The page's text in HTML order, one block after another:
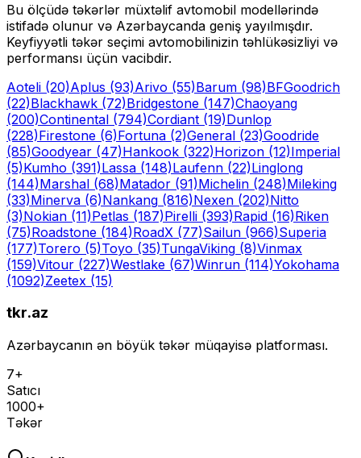
Bu ölçüdə təkərlər müxtəlif avtomobil modellərində
istifadə olunur və Azərbaycanda geniş yayılmışdır.
Keyfiyyətli təkər seçimi avtomobilinizin təhlükəsizliyi və
performansı üçün vacibdir.
Aoteli (20)Aplus (93)Arivo (55)Barum (98)BFGoodrich
(22)Blackhawk (72)Bridgestone (147)Chaoyang
(200)Continental (794)Cordiant (19)Dunlop
(228)Firestone (6)Fortuna (2)General (23)Goodride
(85)Goodyear (47)Hankook (322)Horizon (12)Imperial
(5)Kumho (391)Lassa (148)Laufenn (22)Linglong
(144)Marshal (68)Matador (91)Michelin (248)Mileking
(33)Minerva (6)Nankang (816)Nexen (202)Nitto
(3)Nokian (11)Petlas (187)Pirelli (393)Rapid (16)Riken
(75)Roadstone (184)RoadX (77)Sailun (966)Superia
(177)Torero (5)Toyo (35)TungaViking (8)Vinmax
(159)Vitour (227)Westlake (67)Winrun (114)Yokohama
(1092)Zeetex (15)
tkr.az
Azərbaycanın ən böyük təkər müqayisə platforması.
7+
Satıcı
1000+
Təkər